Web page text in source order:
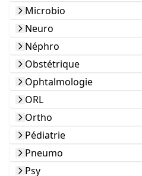
Microbio
Neuro
Néphro
Obstétrique
Ophtalmologie
ORL
Ortho
Pédiatrie
Pneumo
Psy